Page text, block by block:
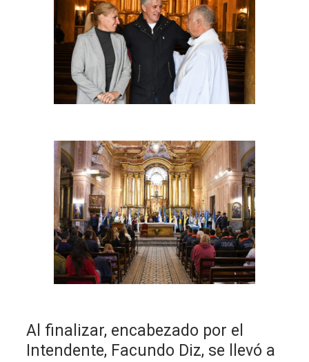
Al finalizar, encabezado por el
Intendente, Facundo Diz, se llevó a